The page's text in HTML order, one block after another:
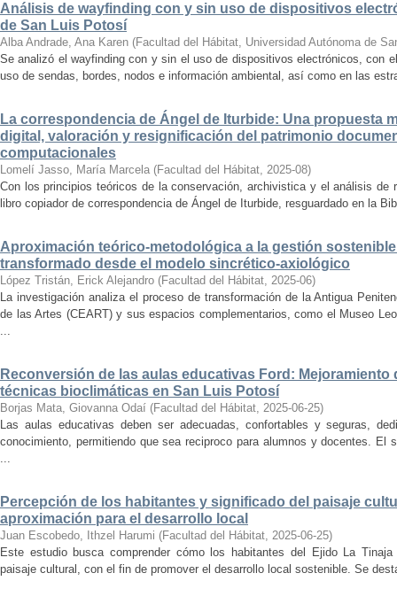
Análisis de wayfinding con y sin uso de dispositivos
de San Luis Potosí
Alba Andrade, Ana Karen (Facultad del Hábitat, Universidad Autónoma de
Se analizó el wayfinding con y sin el uso de dispositivos electrónicos, con
uso de sendas, bordes, nodos e información ambiental, así como en las
La correspondencia de Ángel de Iturbide: Una propuesta
digital, valoración y resignificación del patrimonio
computacionales
Lomelí Jasso, María Marcela (Facultad del Hábitat, 2025-08)
Con los principios teóricos de la conservación, archivistica y el análisis de
libro copiador de correspondencia de Ángel de Iturbide, resguardado en la
Aproximación teórico-metodológica a la gestión
transformado desde el modelo sincrético-axiológico
López Tristán, Erick Alejandro (Facultad del Hábitat, 2025-06)
La investigación analiza el proceso de transformación de la Antigua
de las Artes (CEART) y sus espacios complementarios, como el Museo
...
Reconversión de las aulas educativas Ford:
técnicas bioclimáticas en San Luis Potosí
Borjas Mata, Giovanna Odaí (Facultad del Hábitat, 2025-06-25)
Las aulas educativas deben ser adecuadas, confortables y seguras,
conocimiento, permitiendo que sea reciproco para alumnos y docentes. El
...
Percepción de los habitantes y significado del paisaje
aproximación para el desarrollo local
Juan Escobedo, Ithzel Harumi (Facultad del Hábitat, 2025-06-25)
Este estudio busca comprender cómo los habitantes del Ejido La
paisaje cultural, con el fin de promover el desarrollo local sostenible. Se